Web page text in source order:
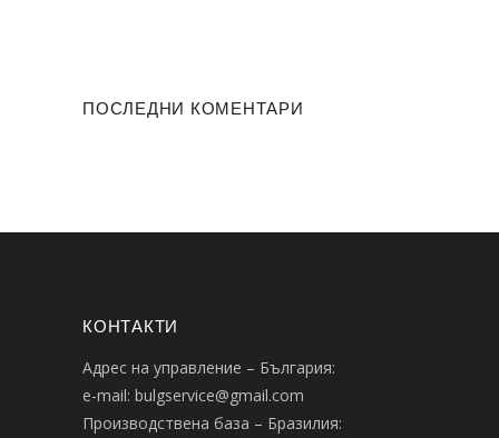
ПОСЛЕДНИ КОМЕНТАРИ
КОНТАКТИ
Адрес на управление – България:
e-mail: bulgservice@gmail.com
Производствена база – Бразилия: